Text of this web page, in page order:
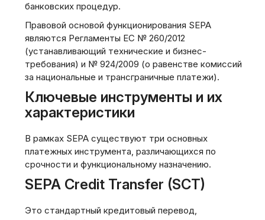
банковских процедур.
Правовой основой функционирования SEPA
являются Регламенты ЕС № 260/2012
(устанавливающий технические и бизнес-
требования) и № 924/2009 (о равенстве комиссий
за национальные и трансграничные платежи).
Ключевые инструменты и их
характеристики
В рамках SEPA существуют три основных
платежных инструмента‚ различающихся по
срочности и функциональному назначению.
SEPA Credit Transfer (SCT)
Это стандартный кредитовый перевод‚